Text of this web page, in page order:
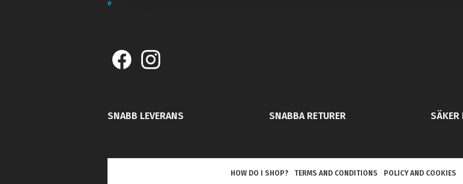
e
SNABB LEVERANS SNABBA RETURER SÄKER
HOW DO I SHOP? TERMS AND CONDITIONS POLICY AND COOKIES